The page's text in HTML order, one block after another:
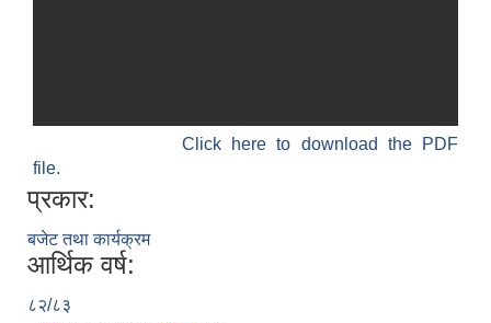
Click here to download the PDF
file.
प्रकार:
बजेट तथा कार्यक्रम
आर्थिक वर्ष:
८२/८३